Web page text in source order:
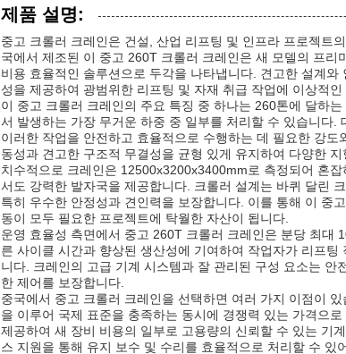
제품 설명:
중고 크롤러 크레인은 건설, 산업 리프팅 및 인프라 프로젝트
국에서 제조된 이 중고 260T 크롤러 크레인은 새 모델의 프
비용 효율적인 솔루션으로 두각을 나타냅니다. 견고한 설계
성을 제공하여 광범위한 리프팅 및 자재 취급 작업에 이상적인
이 중고 크롤러 크레인의 주요 특징 중 하나는 260톤에 달하
서 발생하는 가장 무거운 하중 중 일부를 처리할 수 있습니다
이러한 작업을 안전하고 효율적으로 수행하는 데 필요한 강
동성과 견고한 구조적 무결성을 균형 있게 유지하여 다양한
치수적으로 크레인은 12500x3200x3400mm로 측정되어 혼
서도 강력한 발자국을 제공합니다. 크롤러 설계는 바퀴 달린
특히 우수한 안정성과 견인력을 보장합니다. 이를 통해 이 중
동이 모두 필요한 프로젝트에 탁월한 자산이 됩니다.
운영 효율성 측면에서 중고 260T 크롤러 크레인은 분당 최대
른 사이클 시간과 향상된 생산성에 기여하여 작업자가 리프
니다. 크레인의 고급 기계 시스템과 잘 관리된 구성 요소는
한 제어를 보장합니다.
중국에서 중고 크롤러 크레인을 선택하면 여러 가지 이점이
을 이루어 국제 표준을 충족하는 동시에 경쟁력 있는 가격으
제공하여 새 장비 비용의 일부로 고용량의 신뢰할 수 있는 기
스 지원을 통해 유지 보수 및 수리를 효율적으로 처리할 수 있